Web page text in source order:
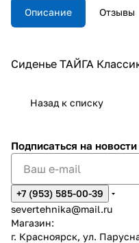
Описание Отзывы
Сиденье ТАЙГА
Назад к списку
Подписаться на
+7 (953) 585-00-39
severtehnika@mail.ru
Магазин:
г. Красноярск, ул.